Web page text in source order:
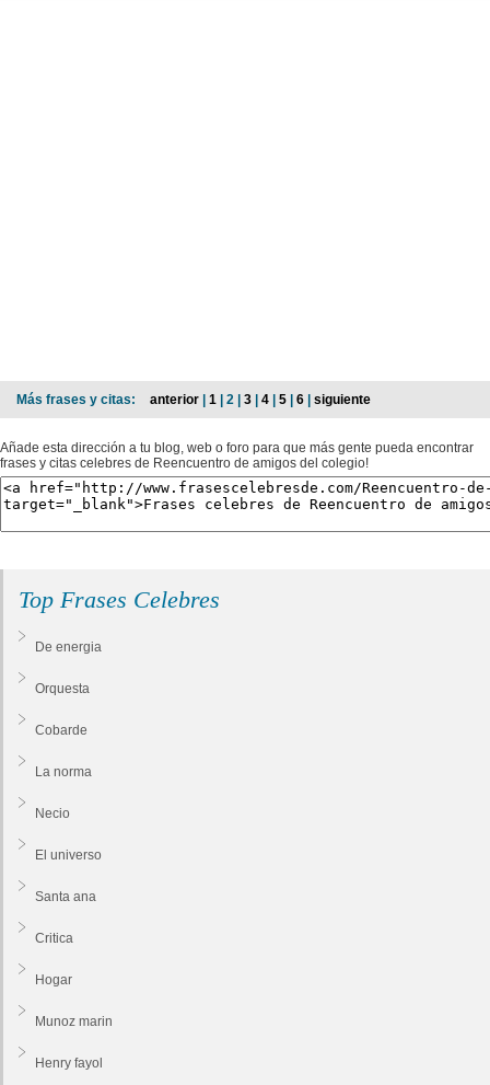
Más frases y citas: anterior | 1 | 2 | 3 | 4 | 5 | 6 | siguiente
Añade esta dirección a tu blog, web o foro para que más gente pueda encontrar
frases y citas celebres de Reencuentro de amigos del colegio!
Top Frases Celebres
De energia
Orquesta
Cobarde
La norma
Necio
El universo
Santa ana
Critica
Hogar
Munoz marin
Henry fayol